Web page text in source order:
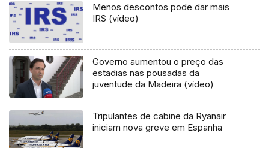
Menos descontos pode dar mais
IRS (vídeo)
Governo aumentou o preço das
estadias nas pousadas da
juventude da Madeira (vídeo)
Tripulantes de cabine da Ryanair
iniciam nova greve em Espanha